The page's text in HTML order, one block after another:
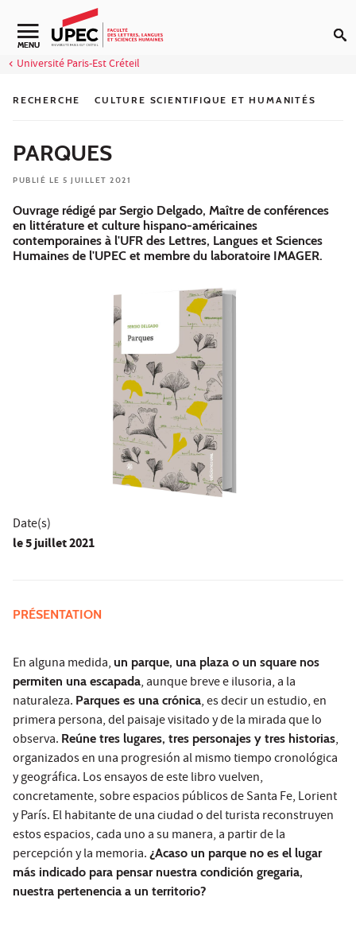
Aller au contenu
Navigation secondaire
MENU
Université Paris-Est Créteil
RECHERCHE CULTURE SCIENTIFIQUE ET HUMANITÉS
PARQUES
PUBLIÉ LE 5 JUILLET 2021
Ouvrage rédigé par Sergio Delgado, Maître de conférences
en littérature et culture hispano-américaines
contemporaines à l'UFR des Lettres, Langues et Sciences
Humaines de l'UPEC et membre du laboratoire IMAGER.
Date(s)
le5 juillet 2021
PRÉSENTATION
En alguna medida, un parque, una plaza o un square nos
permiten una escapada, aunque breve e ilusoria, a la
naturaleza. Parques es una crónica, es decir un estudio, en
primera persona, del paisaje visitado y de la mirada que lo
observa. Reúne tres lugares, tres personajes y tres historias,
organizados en una progresión al mismo tiempo cronológica
y geográfica. Los ensayos de este libro vuelven,
concretamente, sobre espacios públicos de Santa Fe, Lorient
y París. El habitante de una ciudad o del turista reconstruyen
estos espacios, cada uno a su manera, a partir de la
percepción y la memoria. ¿Acaso un parque no es el lugar
más indicado para pensar nuestra condición gregaria,
nuestra pertenencia a un territorio?